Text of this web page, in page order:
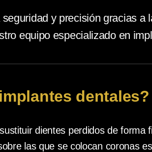
y precisión gracias a
equipo especializado en
dentales?
dientes perdidos de forma
las que se colocan coronas